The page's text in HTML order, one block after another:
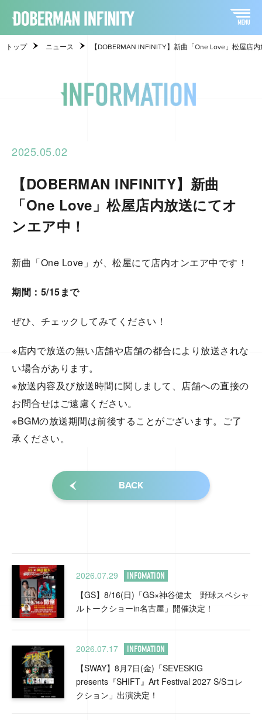
トップ ニュース 【DOBERMAN INFINITY】新曲「One Love」松屋店
2025.05.02
【DOBERMAN INFINITY】新曲
「One Love」松屋店内放送にてオ
ンエア中！
新曲「One Love」が、松屋にて店内オンエア中です！
期間：5/15まで
ぜひ、チェックしてみてください！
※店内で放送の無い店舗や店舗の都合により放送されな
い場合があります。
※放送内容及び放送時間に関しまして、店舗への直接の
お問合せはご遠慮ください。
※BGMの放送期間は前後することがございます。ご了
承ください。
BACK
2026.07.29 INFOMATION
【GS】8/16(日)「GS×神谷健太 野球スペシャ
ルトークショーin名古屋」開催決定！
2026.07.17 INFOMATION
【SWAY】8月7日(金)「SEVESKIG
presents『SHIFT』Art Festival 2027 S/Sコレ
クション」出演決定！